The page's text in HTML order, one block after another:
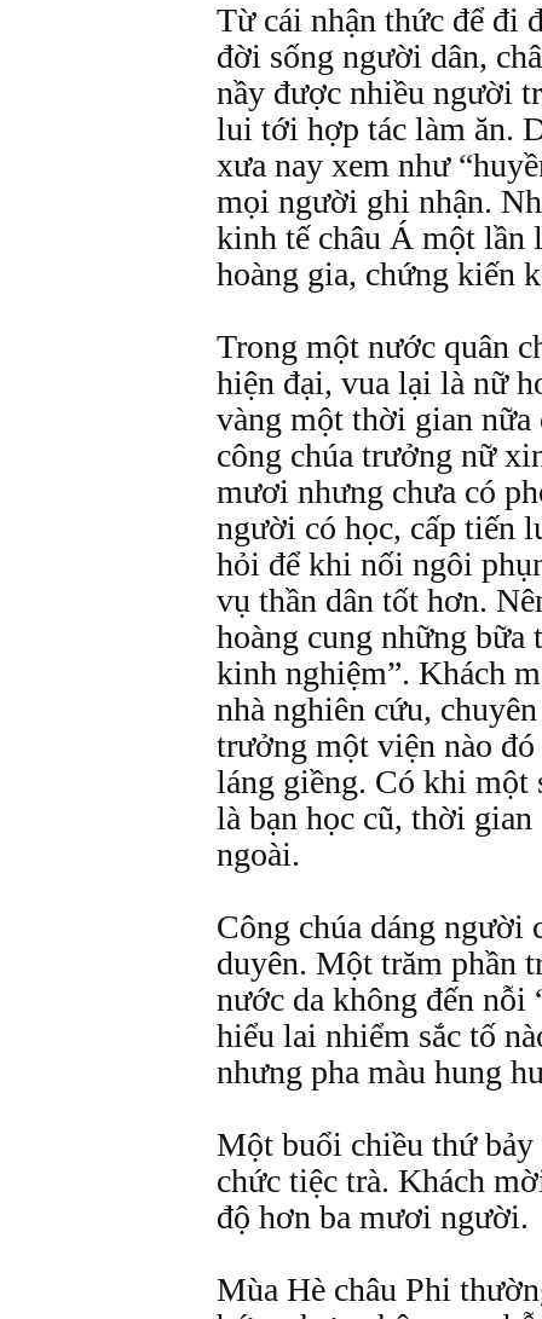
Từ cái nhận thức để đi
đời sống người dân,
nầy được nhiều người
lui tới hợp tác làm ăn.
xưa nay xem như
mọi người ghi nhận.
kinh tế châu Á một lần
hoàng gia, chứng kiến
Trong một nước quân
hiện đại, vua lại là nữ
vàng một thời gian
công chúa trưởng nữ
mươi nhưng chưa có
người có học, cấp tiến
hỏi để khi nối ngôi
vụ thần dân tốt hơn.
hoàng cung những bữa
kinh nghiệm”. Khách
nhà nghiên cứu,
trưởng một viện nào
láng giềng. Có khi một
là bạn học cũ, thời
ngoài.
Công chúa dáng người
duyên. Một trăm phần
nước da không đến nỗi
hiểu lai nhiểm sắc tố
nhưng pha màu hung
Một buổi chiều thứ bảy
chức tiệc trà. Khách
độ hơn ba mươi người.
Mùa Hè châu Phi